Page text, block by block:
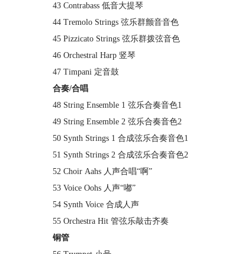
43 Contrabass 低音大提琴
44 Tremolo Strings 弦乐群颤音音色
45 Pizzicato Strings 弦乐群拨弦音色
46 Orchestral Harp 竖琴
47 Timpani 定音鼓
合奏/合唱
48 String Ensemble 1 弦乐合奏音色1
49 String Ensemble 2 弦乐合奏音色2
50 Synth Strings 1 合成弦乐合奏音色1
51 Synth Strings 2 合成弦乐合奏音色2
52 Choir Aahs 人声合唱“啊”
53 Voice Oohs 人声“嘟”
54 Synth Voice 合成人声
55 Orchestra Hit 管弦乐敲击齐奏
铜管